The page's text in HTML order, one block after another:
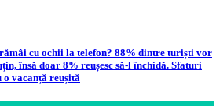
cu ochii la telefon? 88% dintre turiști vor
însă doar 8% reușesc să-l închidă. Sfaturi
o vacanță reușită